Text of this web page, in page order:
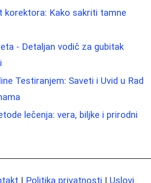
korektora: Kako sakriti tamne
- Detaljan vodič za gubitak
Testiranjem: Saveti i Uvid u Rad
lečenja: vera, biljke i prirodni
| Politika privatnosti | Uslovi